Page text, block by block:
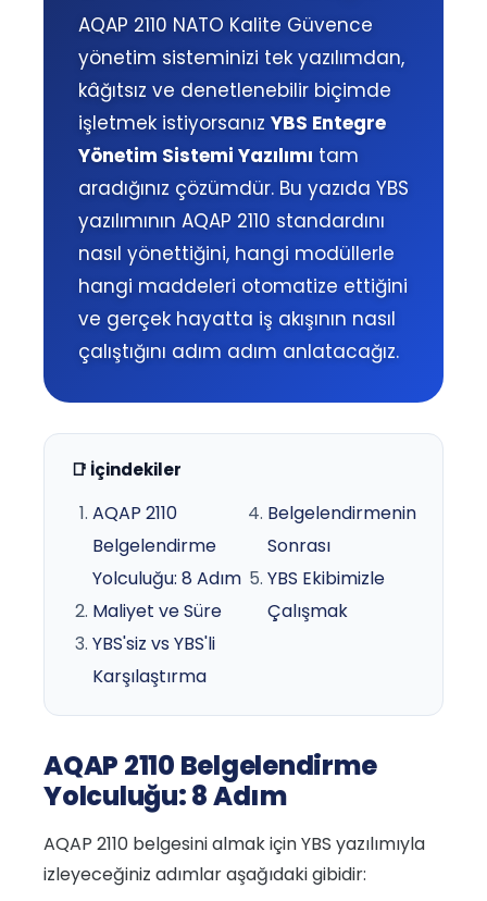
AQAP 2110 NATO Kalite Güvence
yönetim sisteminizi tek yazılımdan,
kâğıtsız ve denetlenebilir biçimde
işletmek istiyorsanız YBS Entegre
Yönetim Sistemi Yazılımı tam
aradığınız çözümdür. Bu yazıda YBS
yazılımının AQAP 2110 standardını
nasıl yönettiğini, hangi modüllerle
hangi maddeleri otomatize ettiğini
ve gerçek hayatta iş akışının nasıl
çalıştığını adım adım anlatacağız.
📑 İçindekiler
AQAP 2110
Belgelendirme
Yolculuğu: 8 Adım
Maliyet ve Süre
YBS'siz vs YBS'li
Karşılaştırma
Belgelendirmenin
Sonrası
YBS Ekibimizle
Çalışmak
AQAP 2110 Belgelendirme
Yolculuğu: 8 Adım
AQAP 2110 belgesini almak için YBS yazılımıyla
izleyeceğiniz adımlar aşağıdaki gibidir: